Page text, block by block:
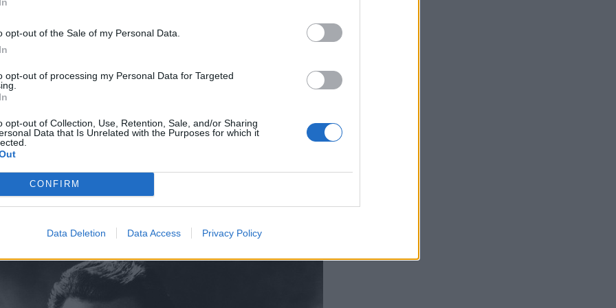
opt-out of the Sale of my Personal Data.
opt-out of processing my Personal Data for Targeted
opt-out of Collection, Use, Retention, Sale, and/or Sharing
Data that Is Unrelated with the Purposes for which it
CONFIRM
Data Deletion Data Access Privacy Policy
σε πολλά «ζωντανά» τηλεοπτικά
Κουίν έπαιξε σε ταινίες όπως «The Brave
1952), σε σκηνοθεσία Ελία Καζάν και
του Ζαπάτα κέρδισε το πρώτο από
του. Το δεύτερο ήρθε τέσσερα χρόνια
ταινία του Βινσέντε Μινέλι «Η ζωή ενός
στη ζωή του Βαν Γκογκ. Τη δεκαετία του
πιο αξιοσημείωτη το αριστούργημα του
ρόλο ενός περιπλανώμενου τσιρκολάνου.